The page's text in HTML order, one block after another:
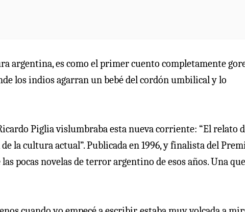
argentina, es como el primer cuento completamente
los indios agarran un bebé del cordón umbilical y lo
Piglia vislumbraba esta nueva corriente: “El relato
la cultura actual”. Publicada en 1996, y finalista del
pocas novelas de terror argentino de esos años. Una